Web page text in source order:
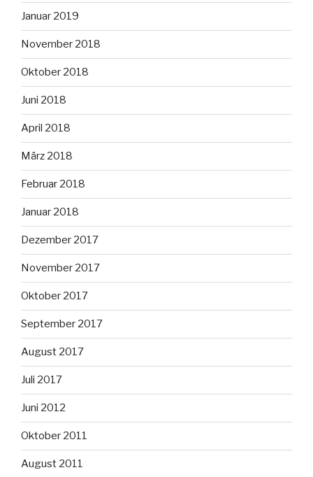
Januar 2019
November 2018
Oktober 2018
Juni 2018
April 2018
März 2018
Februar 2018
Januar 2018
Dezember 2017
November 2017
Oktober 2017
September 2017
August 2017
Juli 2017
Juni 2012
Oktober 2011
August 2011